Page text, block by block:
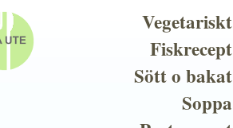
Vegetariskt
Fiskrecept
Sött o bakat
Soppa